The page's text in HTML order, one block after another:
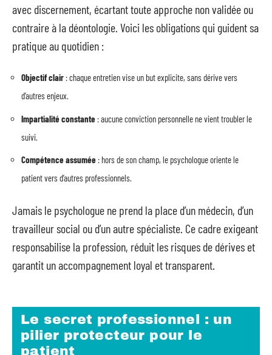
avec discernement, écartant toute approche non validée ou
contraire à la déontologie. Voici les obligations qui guident sa
pratique au quotidien :
Objectif clair : chaque entretien vise un but explicite, sans dérive vers
d’autres enjeux.
Impartialité constante : aucune conviction personnelle ne vient troubler le
suivi.
Compétence assumée : hors de son champ, le psychologue oriente le
patient vers d’autres professionnels.
Jamais le psychologue ne prend la place d’un médecin, d’un
travailleur social ou d’un autre spécialiste. Ce cadre exigeant
responsabilise la profession, réduit les risques de dérives et
garantit un accompagnement loyal et transparent.
Le secret professionnel : un
pilier protecteur pour le
patient